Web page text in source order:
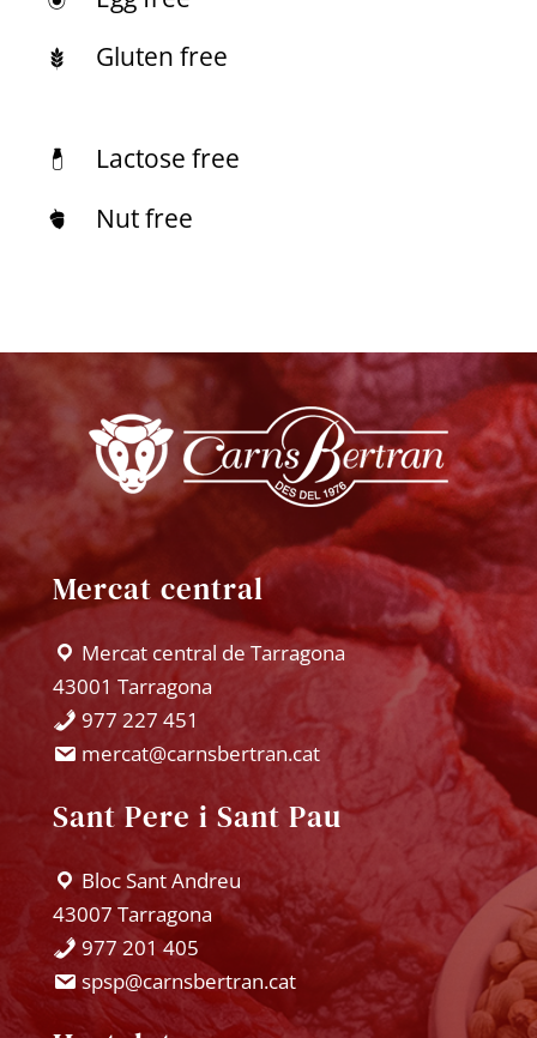
Gluten free
Lactose free
Nut free
Mercat central
Mercat central de Tarragona
43001 Tarragona
977 227 451
mercat@carnsbertran.cat
Sant Pere i Sant Pau
Bloc Sant Andreu
43007 Tarragona
977 201 405
spsp@carnsbertran.cat